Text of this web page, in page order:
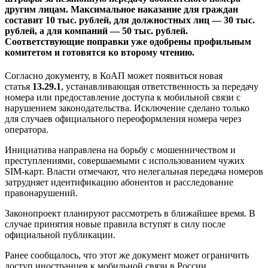
другим лицам. Максимальное наказание для граждан
составит 10 тыс. рублей, для должностных лиц — 30 тыс.
рублей, а для компаний — 50 тыс. рублей.
Соответствующие поправки уже одобрены профильным
комитетом и готовятся ко второму чтению.
Согласно документу, в КоАП может появиться новая
статья 13.29.1, устанавливающая ответственность за передачу
номера или предоставление доступа к мобильной связи с
нарушением законодательства. Исключение сделано только
для случаев официального переоформления номера через
оператора.
Инициатива направлена на борьбу с мошенничеством и
преступлениями, совершаемыми с использованием чужих
SIM-карт. Власти отмечают, что нелегальная передача номеров
затрудняет идентификацию абонентов и расследование
правонарушений.
Законопроект планируют рассмотреть в ближайшее время. В
случае принятия новые правила вступят в силу после
официальной публикации.
Ранее сообщалось, что этот же документ может ограничить